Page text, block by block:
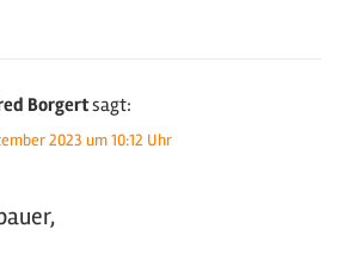
Borgertsagt:
2023 um 10:12 Uhr